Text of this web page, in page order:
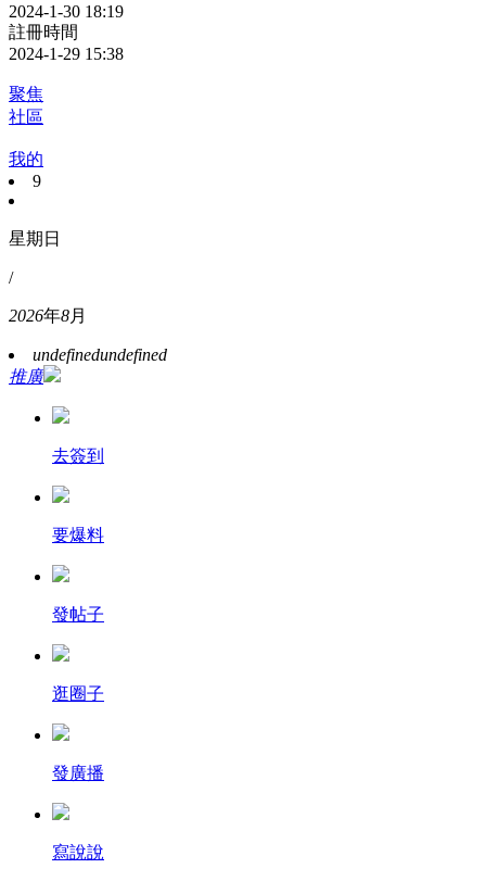
2024-1-30 18:19
註冊時間
2024-1-29 15:38
聚焦
社區
我的
9
星期日
/
2026年8月
undefinedundefined
推廣
去簽到
要爆料
發帖子
逛圈子
發廣播
寫說說